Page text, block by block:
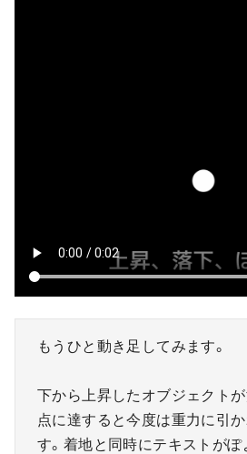
もうひと動き足してみます。
下から上昇したオブジェクトが
点に達すると今度は重力に引
す。着地と同時にテキストがぽ